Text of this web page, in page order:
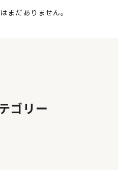
まだありません。
ゴリー